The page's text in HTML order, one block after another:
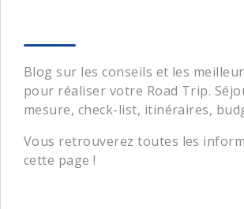
Blog sur les conseils et les
pour réaliser votre Road Trip.
mesure, check-list, itinéraires,
Vous retrouverez toutes les
cette page !